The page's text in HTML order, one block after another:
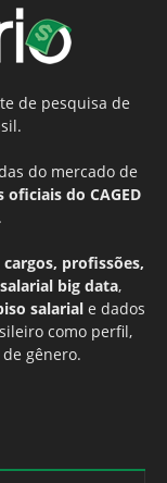
de pesquisa de
do mercado de
oficiais do CAGED
cargos, profissões,
big data,
salarial e dados
como perfil,
gênero.